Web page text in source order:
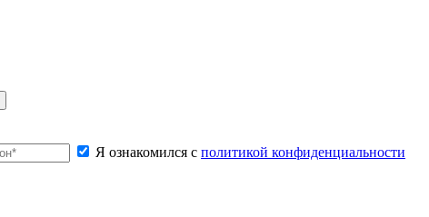
Я ознакомился с политикой конфиденциальности